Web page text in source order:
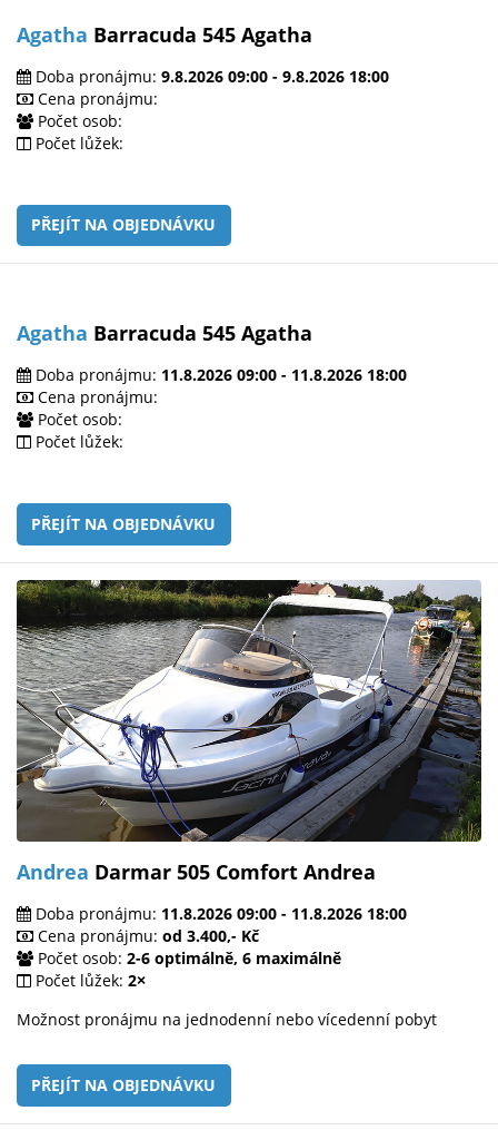
Agatha Barracuda 545 Agatha
Doba pronájmu: 9.8.2026 09:00 - 9.8.2026 18:00
Cena pronájmu:
Počet osob:
Počet lůžek:
PŘEJÍT NA OBJEDNÁVKU
Agatha Barracuda 545 Agatha
Doba pronájmu: 11.8.2026 09:00 - 11.8.2026 18:00
Cena pronájmu:
Počet osob:
Počet lůžek:
PŘEJÍT NA OBJEDNÁVKU
Andrea Darmar 505 Comfort Andrea
Doba pronájmu: 11.8.2026 09:00 - 11.8.2026 18:00
Cena pronájmu: od 3.400,- Kč
Počet osob: 2-6 optimálně, 6 maximálně
Počet lůžek: 2×
Možnost pronájmu na jednodenní nebo vícedenní pobyt
PŘEJÍT NA OBJEDNÁVKU